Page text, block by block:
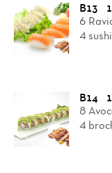
B13
6
4
B14
8
4